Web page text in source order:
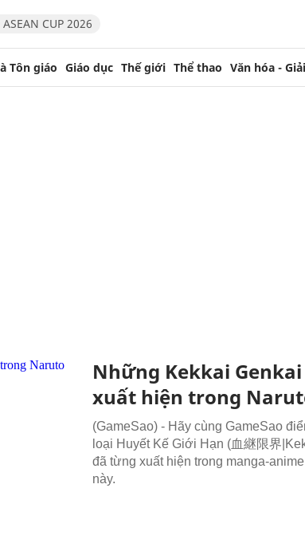
CUP 2026
Tôn giáo Giáo dục Thế giới Thể thao Văn hóa -
Những Kekkai
xuất hiện trong
(GameSao) - Hãy cùng GameSao
loại Huyết Kế Giới Hạn (血継限界
đã từng xuất hiện trong manga-
này.